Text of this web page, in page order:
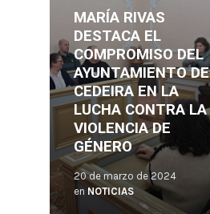
MARÍA RIVAS
DESTACA EL
COMPROMISO DEL
AYUNTAMIENTO DE
CEDEIRA EN LA
LUCHA CONTRA LA
VIOLENCIA DE
GÉNERO
20 de marzo de 2024
en NOTICIAS